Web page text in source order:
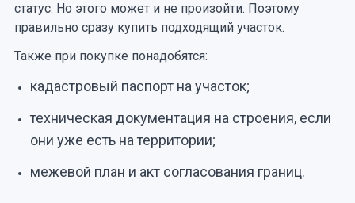
статус. Но этого может и не произойти. Поэтому
правильно сразу купить подходящий участок.
Также при покупке понадобятся:
кадастровый паспорт на участок;
техническая документация на строения, если
они уже есть на территории;
межевой план и акт согласования границ.